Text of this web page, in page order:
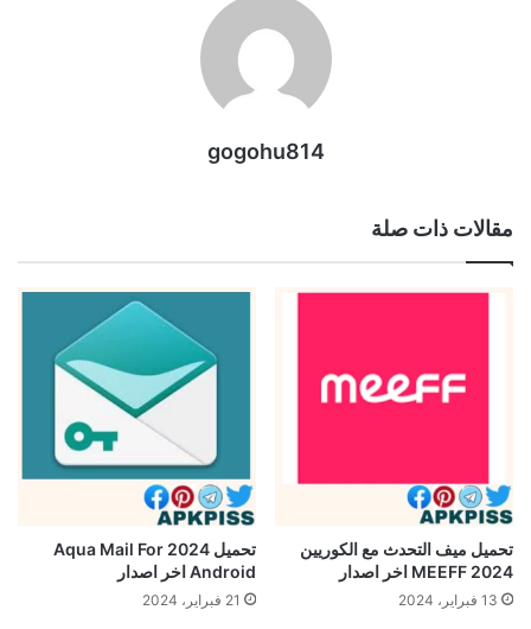
gogohu814
مقالات ذات صلة
تحميل ميف التحدث مع الكوريين
2024 MEEFF اخر اصدار
13 فبراير، 2024
تحميل 2024 Aqua Mail For
Android اخر اصدار
21 فبراير، 2024